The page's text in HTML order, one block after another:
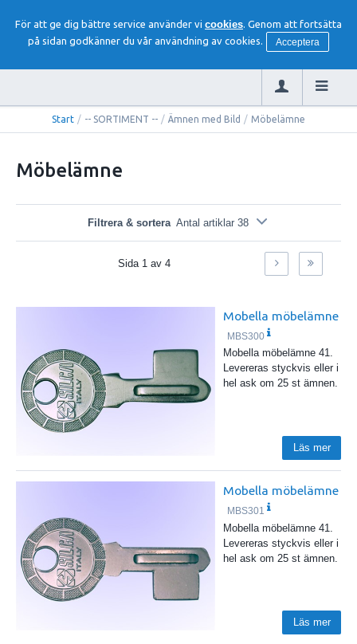
För att ge dig bättre service använder vi cookies. Genom att fortsätta
på sidan godkänner du vår användning av cookies.
Acceptera
Start / -- SORTIMENT -- / Ämnen med Bild / Möbelämne
Möbelämne
Filtrera & sortera Antal artiklar 38
Sida 1 av 4
Mobella möbelämne
MBS300
Mobella möbelämne 41.
Levereras styckvis eller i
hel ask om 25 st ämnen.
Läs mer
Mobella möbelämne
MBS301
Mobella möbelämne 41.
Levereras styckvis eller i
hel ask om 25 st ämnen.
Läs mer